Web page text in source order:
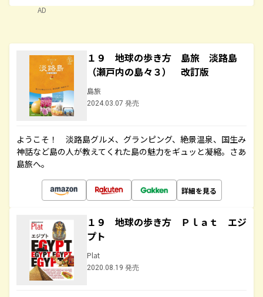
AD
１９ 地球の歩き方 島旅 淡路島
（瀬戸内の島々３） 改訂版
島旅
2024.03.07 発売
ようこそ！ 淡路島グルメ、グランピング、絶景温泉、国生み
神話など島の人が教えてくれた島の魅力をギュッと凝縮。さあ
島旅へ。
詳細を見る
１９ 地球の歩き方 Ｐｌａｔ エジ
プト
Plat
2020.08.19 発売